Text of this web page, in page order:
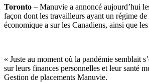
Toronto –Manuvie a annoncé aujourd’hui
façon dont les travailleurs ayant un régime
économique a sur les Canadiens, ainsi que
« Juste au moment où la pandémie semblait
sur leurs finances personnelles et leur santé
Gestion de placements Manuvie.